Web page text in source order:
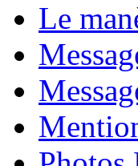
Le